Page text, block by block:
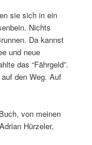
sie sich in ein
Nichts
Da kannst
und neue
das “Fährgeld”.
den Weg. Auf
von meinen
Hürzeler,